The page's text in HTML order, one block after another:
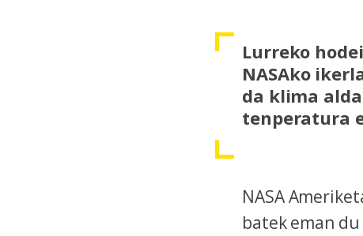
Lurreko
NASAko
da klima
tenperatura
NASA
batek eman